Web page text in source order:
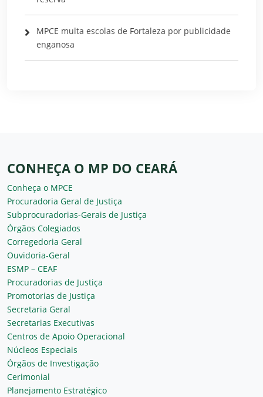
MPCE multa escolas de Fortaleza por publicidade
enganosa
CONHEÇA O MP DO CEARÁ
Conheça o MPCE
Procuradoria Geral de Justiça
Subprocuradorias-Gerais de Justiça
Órgãos Colegiados
Corregedoria Geral
Ouvidoria-Geral
ESMP – CEAF
Procuradorias de Justiça
Promotorias de Justiça
Secretaria Geral
Secretarias Executivas
Centros de Apoio Operacional
Núcleos Especiais
Órgãos de Investigação
Cerimonial
Planejamento Estratégico